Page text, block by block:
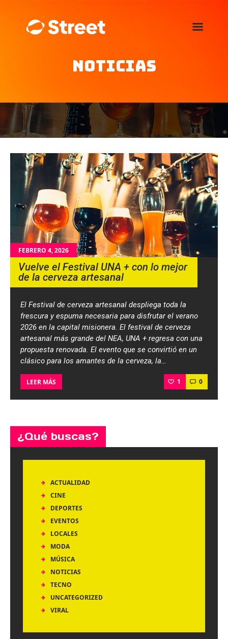
Noticias
La Street FM 101.5
Noticias
Agenda
Publicitá
Familia de auspiciantes
FEBRERO 4, 2026
Vuelve el Festival UNA + con lo mejor
de la cerveza artesanal
El Festival de cerveza artesanal despliega toda la
frescura y espuma necesaria para disfrutar el verano
2026 en la capital misionera. El festival de cerveza
artesanal más grande del NEA, UNA + regresa con una
propuesta renovada. El evento que se convirtió en un
clásico para los amantes de la cerveza, la…
LEER MÁS 1 0
¿Qué buscas?
ACTUALIDAD
CINE
DEPORTES
EVENTOS
LOCALES
MODA
MÚSICA
NOTICIAS
TECNO
UNCATEGORIZED
VIRAL